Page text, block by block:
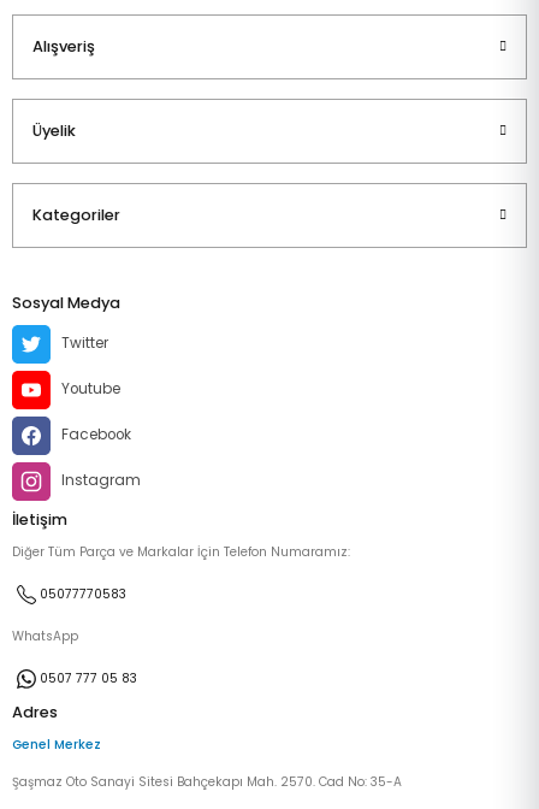
Alışveriş
Üyelik
Kategoriler
Sosyal Medya
Twitter
Youtube
Facebook
Instagram
İletişim
Diğer Tüm Parça ve Markalar İçin Telefon Numaramız:
05077770583
WhatsApp
0507 777 05 83
Adres
Genel Merkez
Şaşmaz Oto Sanayi Sitesi Bahçekapı Mah. 2570. Cad No: 35-A